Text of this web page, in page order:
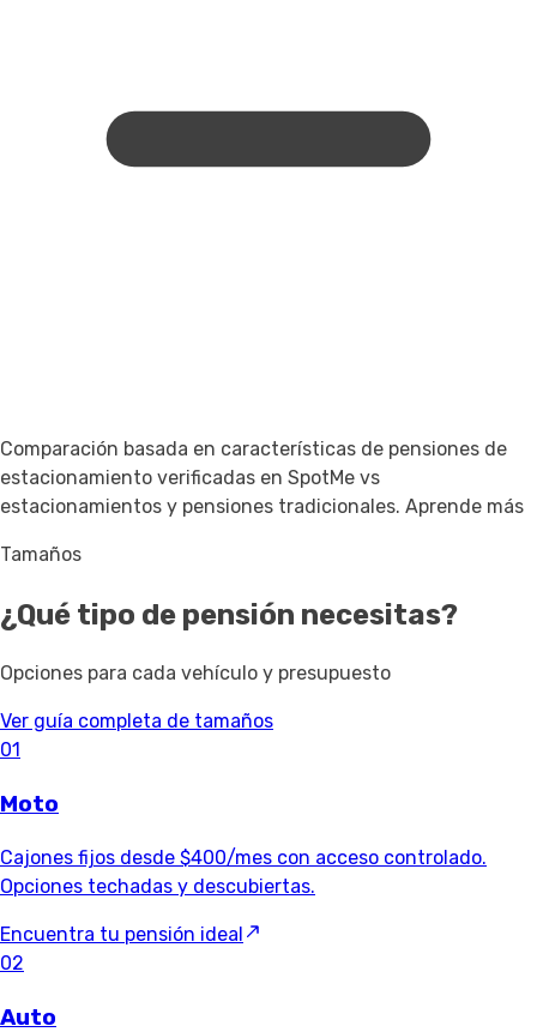
Comparación basada en características de pensiones de
estacionamiento verificadas en SpotMe vs
estacionamientos y pensiones tradicionales. Aprende más
Tamaños
¿Qué tipo de pensión necesitas?
Opciones para cada vehículo y presupuesto
Ver guía completa de tamaños
01
Moto
Cajones fijos desde $400/mes con acceso controlado.
Opciones techadas y descubiertas.
Encuentra tu pensión ideal
02
Auto